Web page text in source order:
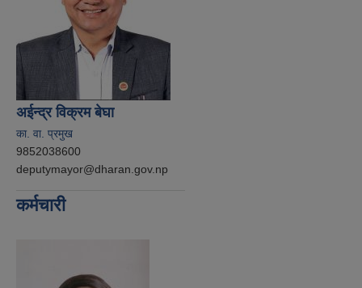
अईन्द्र विक्रम बेघा
का. वा. प्रमुख
9852038600
deputymayor@dharan.gov.np
कर्मचारी